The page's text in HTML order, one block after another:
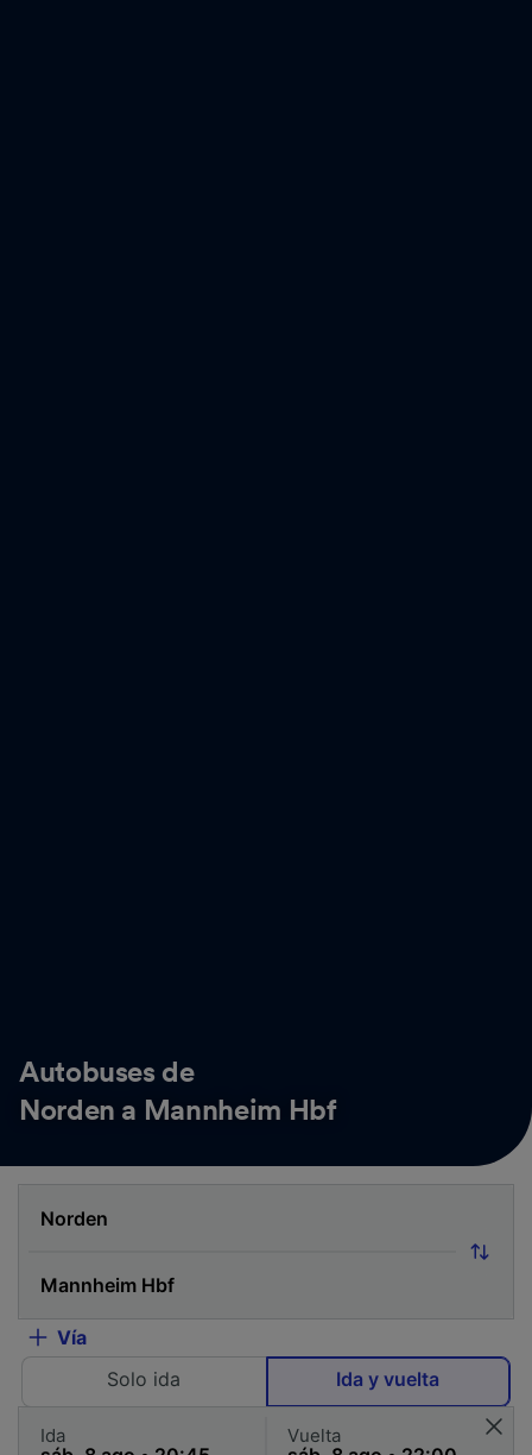
Autobuses de
Norden a Mannheim Hbf
Vía
Solo ida
Ida y vuelta
Ida Vuelta